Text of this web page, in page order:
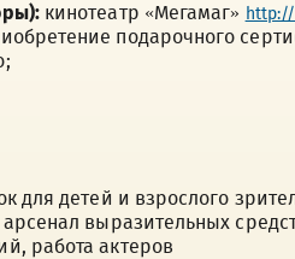
кинотеатр «Мегамаг»
подарочного
для детей и взрослого
выразительных
работа актеров